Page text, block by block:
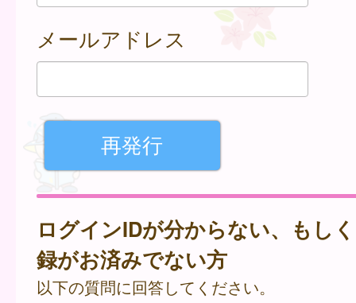
メールアドレス
ログインIDが分からない、もし
録がお済みでない方
以下の質問に回答してください。